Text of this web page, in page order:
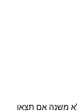
משנה אם תצאו